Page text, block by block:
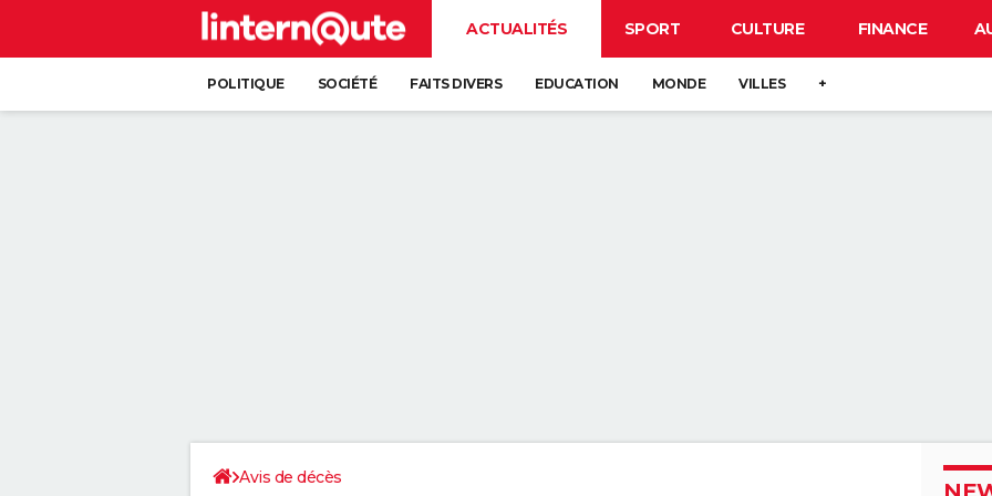
ACTUALITÉS SPORT CULTURE FINANCE
POLITIQUE SOCIÉTÉ FAITS DIVERS EDUCATION MONDE VILLES +
Avis de décès